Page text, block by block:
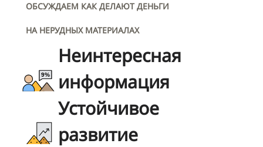
ОБСУЖДАЕМ КАК ДЕЛАЮТ ДЕНЬГИ
НА НЕРУДНЫХ МАТЕРИАЛАХ
Неинтересная
информация
Устойчивое
развитие